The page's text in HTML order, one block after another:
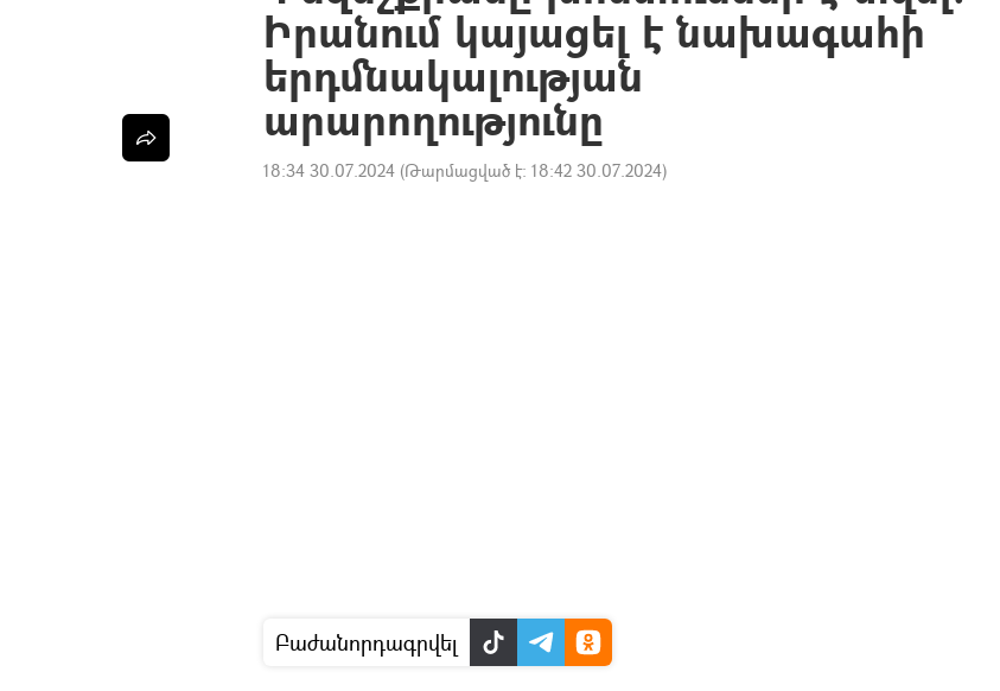
Իրանում կայացել է նախագահի
երդմնակալության
արարողությունը
18:34 30.07.2024 (Թարմացված է: 18:42 30.07.2024)
Բաժանորդագրվել